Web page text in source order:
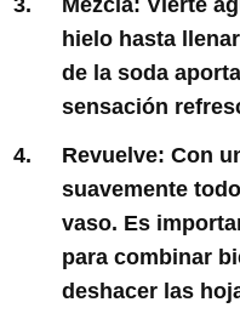
hielo hasta
de la soda
sensación
Revuelve: Con
suavemente
vaso. Es
para combinar
deshacer las